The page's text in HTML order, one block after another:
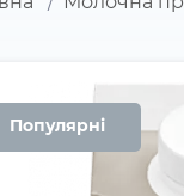
Популярні